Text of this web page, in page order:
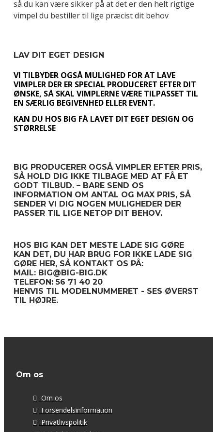
så du kan være sikker på at det er den helt rigtige
vimpel du bestiller til lige præcist dit behov
LAV DIT EGET DESIGN
VI TILBYDER OGSÅ MULIGHED FOR AT LAVE
VIMPLER DER ER SPECIAL PRODUCERET EFTER DIT
ØNSKE, SÅ SKAL VIMPLERNE VÆRE TILPASSET TIL
EN SÆRLIG BEGIVENHED ELLER EVENT.
KAN DU HOS BIG FÅ LAVET DIT EGET DESIGN OG
STØRRELSE
BIG PRODUCERER OGSÅ VIMPLER EFTER PRIS,
SÅ HOLD DIG IKKE TILBAGE MED AT FÅ ET
GODT TILBUD. – BARE SEND OS
INFORMATION OM ANTAL OG MAX PRIS, SÅ
SENDER VI DIG NOGEN MULIGHEDER DER
PASSER TIL LIGE NETOP DIT BEHOV.
HOS BIG KAN DET MESTE LADE SIG GØRE
KAN DET, DU HAR BRUG FOR IKKE LADE SIG
GØRE HER, SÅ KONTAKT OS PÅ:
MAIL: BIG@BIG-BIG.DK
TELEFON: 56 71 40 20
HENVIS TIL MODELNUMMERET - SES ØVERST
TIL HØJRE.
Om os
Om os
Forsendelsinformation
Privatlivspolitik